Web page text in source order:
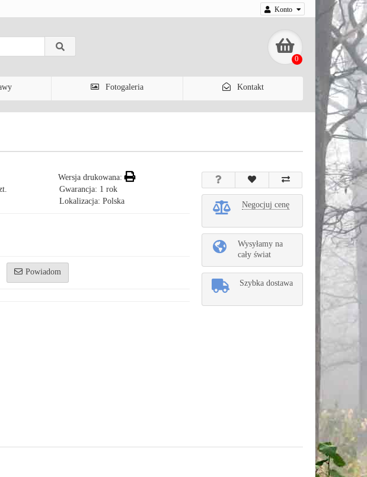
Konto
0
Fotogaleria Kontakt
Wersja drukowana:
Gwarancja: 1 rok
Lokalizacja: Polska
Powiadom
Negocjuj cenę
Wysyłamy na
cały świat
Szybka dostawa